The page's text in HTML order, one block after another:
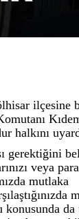
ilçesine
halkını
gerektiğini
veya
mutlaka
da